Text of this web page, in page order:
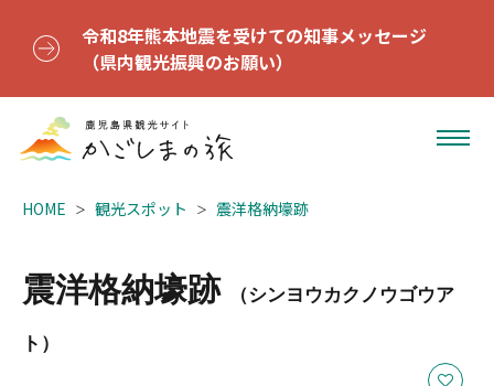
令和8年熊本地震を受けての知事メッセージ
（県内観光振興のお願い）
HOME 観光スポット 震洋格納壕跡
震洋格納壕跡 （シンヨウカクノウゴウア
ト）